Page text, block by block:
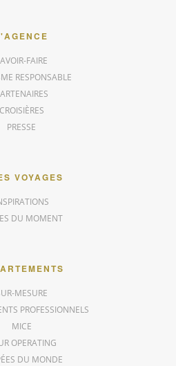
FAIRE
RESPONSABLE
CROISIÈRES
PRESSE
VOYAGES
DU MOMENT
MESURE
PROFESSIONNELS
MICE
OPERATING
DU MONDE